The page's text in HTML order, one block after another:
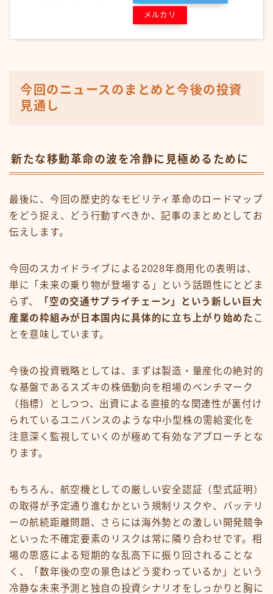
メルカリ
今回のニュースのまとめと今後の投資
見通し
新たな移動革命の波を冷静に見極めるために
最後に、今回の歴史的なモビリティ革命のロードマップ
をどう捉え、どう行動すべきか、記事のまとめとしてお
伝えします。
今回のスカイドライブによる2028年商用化の表明は、
単に「未来の乗り物が登場する」という話題性にとどま
らず、
「空の交通サプライチェーン」という新しい巨大
産業の枠組みが日本国内に具体的に立ち上がり始めた こ
とを意味しています。
今後の投資戦略としては、まずは製造・量産化の絶対的
な基盤であるスズキの株価動向を相場のベンチマーク
（指標）としつつ、出資による直接的な関連性が裏付け
られているユニバンスのような中小型株の需給変化を
注意深く監視していくのが極めて有効なアプローチとな
ります。
もちろん、航空機としての厳しい安全認証（型式証明）
の取得が予定通り進むかという規制リスクや、バッテリ
ーの航続距離問題、さらには海外勢との激しい開発競争
といった不確定要素のリスクは常に隣り合わせです。相
場の思惑による短期的な乱高下に振り回されることな
く、「数年後の空の景色はどう変わっているか」という
冷静な未来予測と独自の投資シナリオをしっかりと胸に